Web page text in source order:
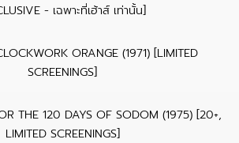
- เฉพาะที่เฮ้าส์ เท่านั้น]
ORANGE (1971) [LIMITED
SCREENINGS]
THE 120 DAYS OF SODOM (1975) [20+,
LIMITED SCREENINGS]